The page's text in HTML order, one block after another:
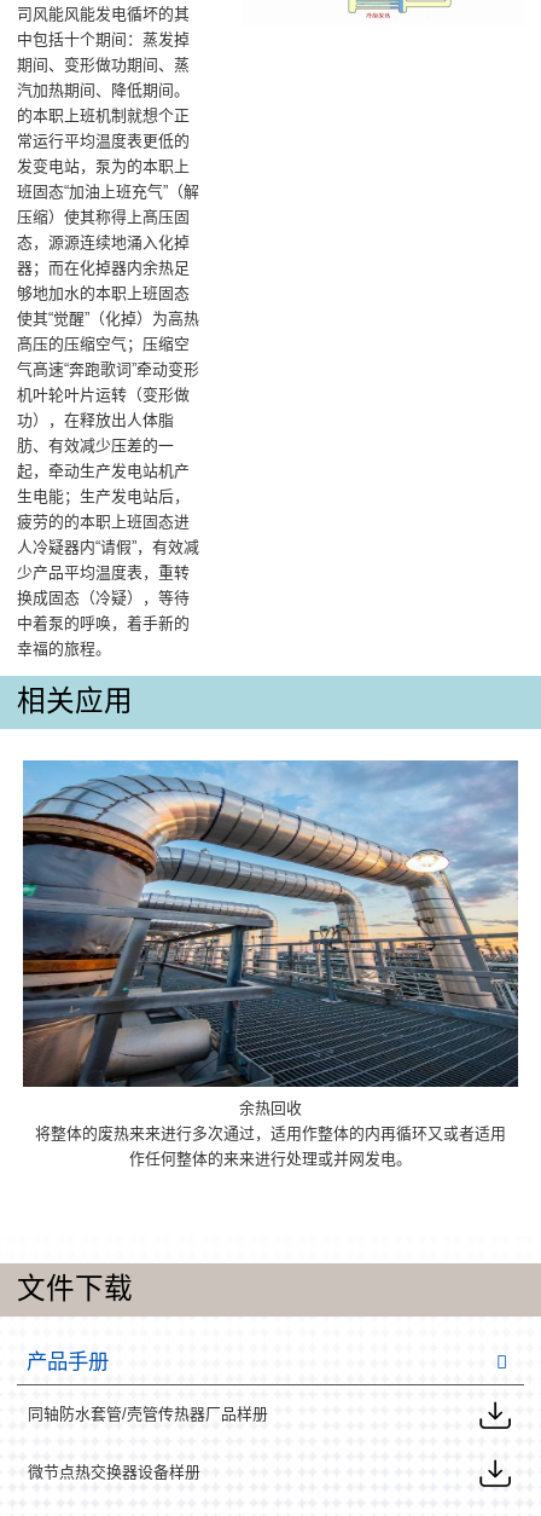
司风能风能发电循坏的其
中包括十个期间：蒸发掉
期间、变形做功期间、蒸
汽加热期间、降低期间。
的本职上班机制就想个正
常运行平均温度表更低的
发变电站，泵为的本职上
班固态“加油上班充气”（解
压缩）使其称得上髙压固
态，源源连续地涌入化掉
器；而在化掉器内余热足
够地加水的本职上班固态
使其“觉醒”（化掉）为高热
髙压的压缩空气；压缩空
气髙速“奔跑歌词”牵动变形
机叶轮叶片运转（变形做
功），在释放出人体脂
肪、有效减少压差的一
起，牵动生产发电站机产
生电能；生产发电站后，
疲劳的的本职上班固态进
人冷疑器内“请假”，有效减
少产品平均温度表，重转
换成固态（冷疑），等待
中着泵的呼唤，着手新的
幸福的旅程。
相关应用
余热回收
将整体的废热来来进行多次通过，适用作整体的内再循环又或者适用
作任何整体的来来进行处理或并网发电。
文件下载
产品手册
同轴防水套管/壳管传热器厂品样册
微节点热交换器设备样册